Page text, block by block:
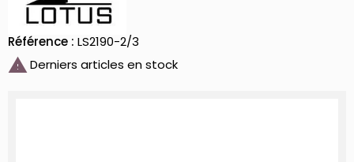
Référence : LS2190-2/3
 Derniers articles en stock